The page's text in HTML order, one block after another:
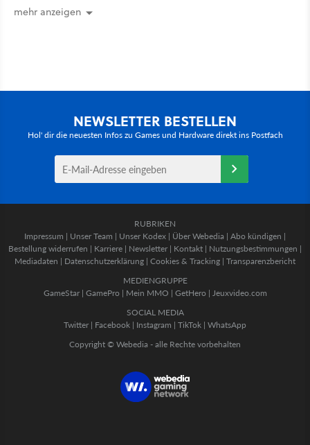
mehr anzeigen
NEWSLETTER BESTELLEN
Hol' dir die neuesten Infos zu Games und Hardware direkt ins Postfach
RUBRIKEN
Impressum | Unser Team | Unser Kodex | Über Webedia | Abo kündigen |
Bestellung widerrufen | Karriere | Newsletter | Kontakt | Nutzungsbestimmungen |
Mediadaten | Datenschutzerklärung | Cookies & Tracking | Transparenzbericht
MEDIENGRUPPE
GameStar| GamePro | Mein MMO | GetHero | Jeuxvideo.com
SOCIAL MEDIA
Twitter | Facebook | Instagram | TikTok | WhatsApp
Copyright © Webedia - alle Rechte vorbehalten